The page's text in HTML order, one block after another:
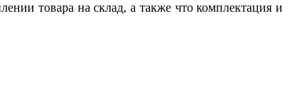
товара на склад, а также что комплектация и